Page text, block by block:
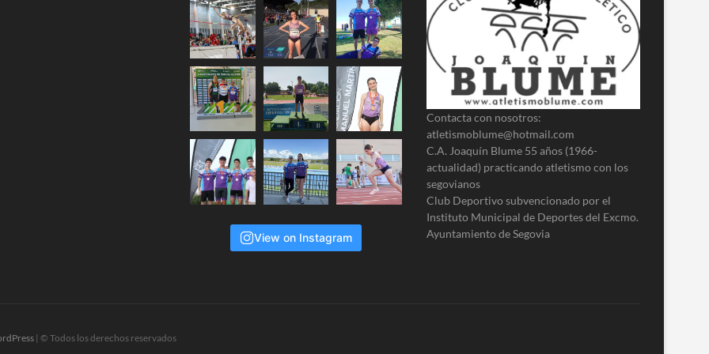
View on Instagram
Contacta con nosotros:
atletismoblume@hotmail.com
C.A. Joaquín Blume 55 años (1966-
actualidad) practicando atletismo con los
segovianos
Club Deportivo subvencionado por el
Instituto Municipal de Deportes del Excmo.
Ayuntamiento de Segovia
| © Todos los derechos reservados